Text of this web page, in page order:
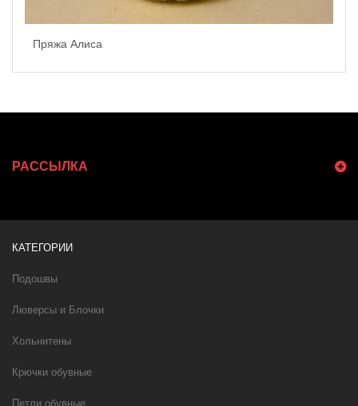
Пряжа Алиса
РАССЫЛКА
КАТЕГОРИИ
Подошвы
Люверсы и Блочки
Хольнитены
Крючки обувные
Петли обувные